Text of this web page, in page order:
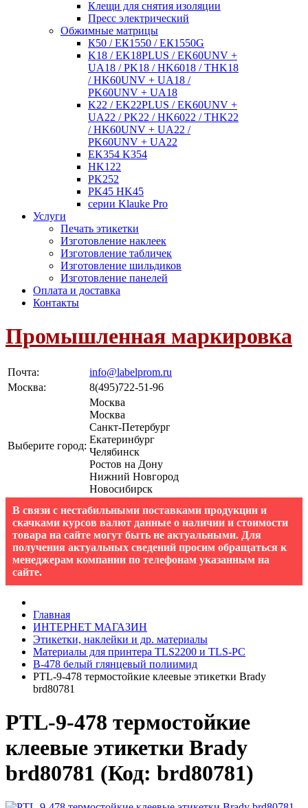
Клещи для снятия изоляции
Пресс электрический
Обжимные матрицы
К50 / ЕК1550 / ЕК1550G
K18 / EK18PLUS / EK60UNV +
UA18 / PK18 / HK6018 / THK18
/ HK60UNV + UA18 /
PK60UNV + UA18
K22 / EK22PLUS / EK60UNV +
UA22 / PK22 / HK6022 / THK22
/ HK60UNV + UA22 /
PK60UNV + UA22
EK354 K354
HK122
PK252
PK45 HK45
серии Klauke Pro
Услуги
Печать этикетки
Изготовление наклеек
Изготовление табличек
Изготовление шильдиков
Изготовление панелей
Оплата и доставка
Контакты
Промышленная маркировка
Почта:
info@labelprom.ru
Москва: 8(495)722-51-96
Выберите город:
Москва
Москва
Санкт-Петербург
Екатеринбург
Челябинск
Ростов на Дону
Нижний Новгород
Новосибирск
В связи с нестабильными поставками продукции и
скачками курсов валют данные о наличии и стоимости
товара на сайте могут быть не актуальными. Для
получения актуальных сведений просим обращаться к
менеджерам компании по телефонам указанным на
сайте.
Главная
ИНТЕРНЕТ МАГАЗИН
Этикетки, наклейки и др. материалы
Материалы для принтера TLS2200 и TLS-PC
B-478 белый глянцевый полиимид
PTL-9-478 термостойкие клеевые этикетки Brady
brd80781
PTL-9-478 термостойкие
клеевые этикетки Brady
brd80781 (Код: brd80781)